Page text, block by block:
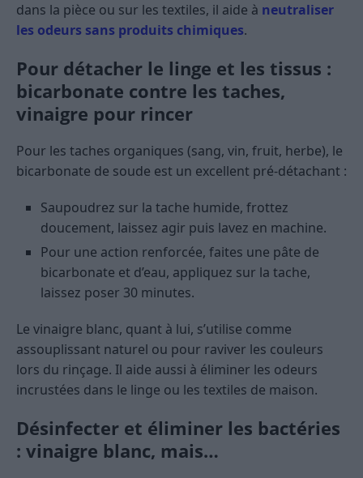
dans la pièce ou sur les textiles, il aide à neutraliser
les odeurs sans produits chimiques.
Pour détacher le linge et les tissus :
bicarbonate contre les taches,
vinaigre pour rincer
Pour les taches organiques (sang, vin, fruit, herbe), le
bicarbonate de soude est un excellent pré-détachant :
Saupoudrez sur la tache humide, frottez
doucement, laissez agir puis lavez en machine.
Pour une action renforcée, faites une pâte de
bicarbonate et d’eau, appliquez sur la tache,
laissez poser 30 minutes.
Le vinaigre blanc, quant à lui, s’utilise comme
assouplissant naturel ou pour raviver les couleurs
lors du rinçage. Il aide aussi à éliminer les odeurs
incrustées dans le linge ou les textiles de maison.
Désinfecter et éliminer les bactéries
: vinaigre blanc, mais…